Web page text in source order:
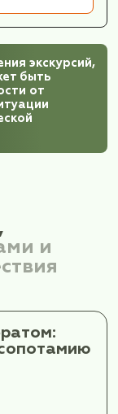
по улочкам
рынок и центр
свой
центр
этому в
религий и
собрал